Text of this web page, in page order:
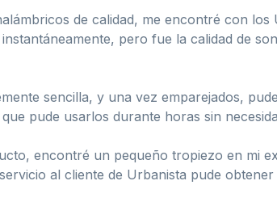
de calidad, me encontré con
pero fue la calidad de
sencilla, y una vez emparejados,
pude usarlos durante horas sin
encontré un pequeño tropiezo en mi
al cliente de Urbanista pude